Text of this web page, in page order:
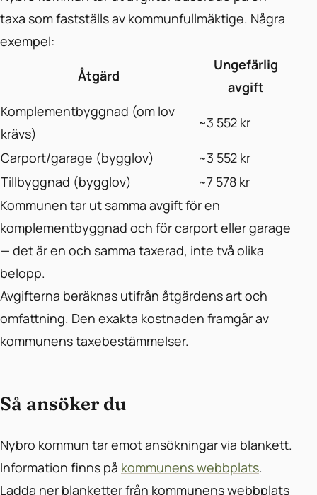
taxa som fastställs av kommunfullmäktige. Några
exempel:
Åtgärd
Ungefärlig
avgift
Komplementbyggnad (om lov
krävs)
~3 552 kr
Carport/garage (bygglov)
~3 552 kr
Tillbyggnad (bygglov)
~7 578 kr
Kommunen tar ut samma avgift för en
komplementbyggnad och för carport eller garage
— det är en och samma taxerad, inte två olika
belopp.
Avgifterna beräknas utifrån åtgärdens art och
omfattning. Den exakta kostnaden framgår av
kommunens taxebestämmelser.
Så ansöker du
Nybro kommun tar emot ansökningar via blankett.
Information finns på kommunens webbplats.
Ladda ner blanketter från kommunens webbplats